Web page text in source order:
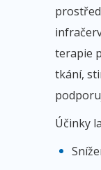
terapie
tkání,
Účinky